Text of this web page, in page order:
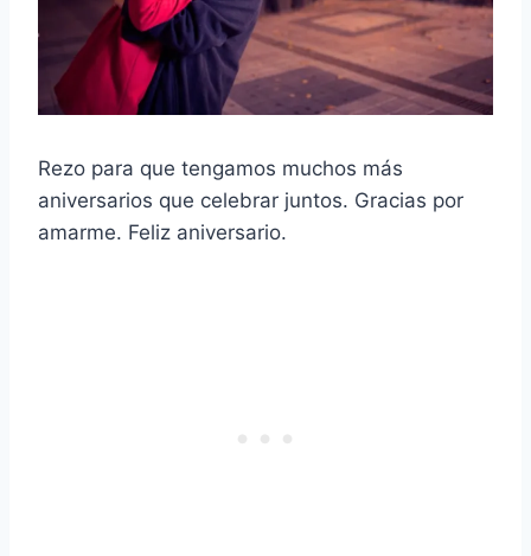
Rezo para que tengamos muchos más
aniversarios que celebrar juntos. Gracias por
amarme. Feliz aniversario.